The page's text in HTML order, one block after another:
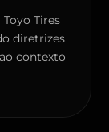
Tires
diretrizes
contexto